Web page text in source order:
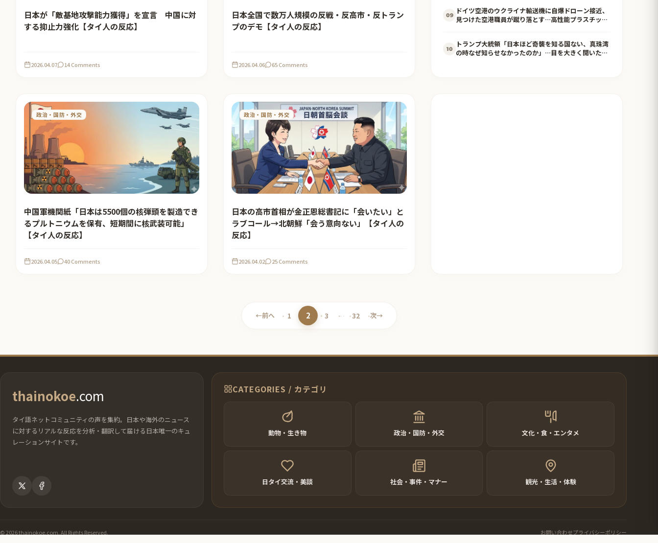
09
ドイツ空港のウクライナ輸送機に自爆ドローン接近、
見つけた空港職員が蹴り落とす…高性能プラスチック
10
トランプ大統領「日本ほど奇襲を知る国ない、真珠湾
の時なぜ知らせなかったのか」…目を大きく開いた高
日本が「敵基地攻撃能力獲得」を宣言 中国に対
する抑止力強化【タイ人の反応】
2026.04.07 14 Comments
日本全国で数万人規模の反戦・反高市・反トラン
プのデモ【タイ人の反応】
2026.04.06 65 Comments
政治・国防・外交
中国軍機関紙「日本は5500個の核弾頭を製造でき
るプルトニウムを保有、短期間に核武装可能」
【タイ人の反応】
2026.04.05 40 Comments
政治・国防・外交
日本の高市首相が金正恩総書記に「会いたい」と
ラブコール→北朝鮮「会う意向ない」【タイ人の
反応】
2026.04.02 25 Comments
←前へ
ペ
1
ペ
2
ペ
3 …
ペ
32 次→
thainokoe.com
タイ語ネットコミュニティの声を集約。日本や海外のニュース
に対するリアルな反応を分析・翻訳して届ける日本唯一のキュ
レーションサイトです。
CATEGORIES / カテゴリ
動物・生き物 政治・国防・外交 文化・食・エンタメ
日タイ交流・美談 社会・事件・マナー 観光・生活・体験
© 2026 thainokoe.com. All Rights Reserved. お問い合わせプライバシーポリシー